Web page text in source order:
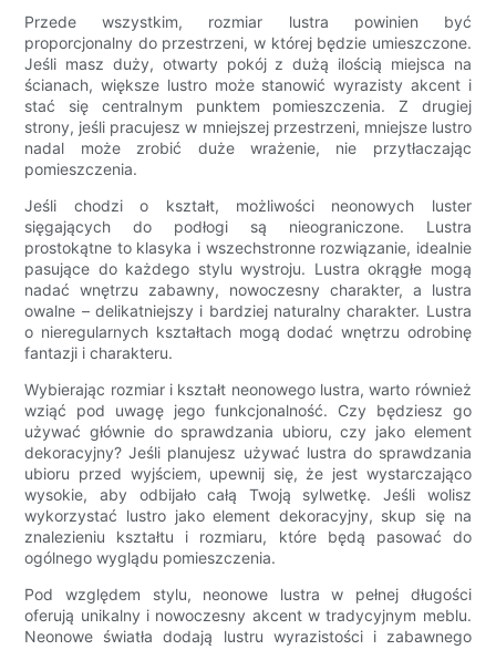
Przede wszystkim, rozmiar lustra powinien być
proporcjonalny do przestrzeni, w której będzie umieszczone.
Jeśli masz duży, otwarty pokój z dużą ilością miejsca na
ścianach, większe lustro może stanowić wyrazisty akcent i
stać się centralnym punktem pomieszczenia. Z drugiej
strony, jeśli pracujesz w mniejszej przestrzeni, mniejsze lustro
nadal może zrobić duże wrażenie, nie przytłaczając
pomieszczenia.
Jeśli chodzi o kształt, możliwości neonowych luster
sięgających do podłogi są nieograniczone. Lustra
prostokątne to klasyka i wszechstronne rozwiązanie, idealnie
pasujące do każdego stylu wystroju. Lustra okrągłe mogą
nadać wnętrzu zabawny, nowoczesny charakter, a lustra
owalne – delikatniejszy i bardziej naturalny charakter. Lustra
o nieregularnych kształtach mogą dodać wnętrzu odrobinę
fantazji i charakteru.
Wybierając rozmiar i kształt neonowego lustra, warto również
wziąć pod uwagę jego funkcjonalność. Czy będziesz go
używać głównie do sprawdzania ubioru, czy jako element
dekoracyjny? Jeśli planujesz używać lustra do sprawdzania
ubioru przed wyjściem, upewnij się, że jest wystarczająco
wysokie, aby odbijało całą Twoją sylwetkę. Jeśli wolisz
wykorzystać lustro jako element dekoracyjny, skup się na
znalezieniu kształtu i rozmiaru, które będą pasować do
ogólnego wyglądu pomieszczenia.
Pod względem stylu, neonowe lustra w pełnej długości
oferują unikalny i nowoczesny akcent w tradycyjnym meblu.
Neonowe światła dodają lustru wyrazistości i zabawnego